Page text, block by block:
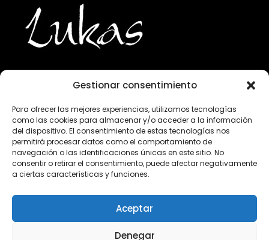
Gestionar consentimiento
Para ofrecer las mejores experiencias, utilizamos tecnologías
como las cookies para almacenar y/o acceder a la información
del dispositivo. El consentimiento de estas tecnologías nos
permitirá procesar datos como el comportamiento de
navegación o las identificaciones únicas en este sitio. No
consentir o retirar el consentimiento, puede afectar negativamente
a ciertas características y funciones.
Aceptar
Denegar
943 224 800
info@lukasgourmet.com
Club del vino
Trabaja con nosotros
Preguntas frecuentes
Condiciones de compra